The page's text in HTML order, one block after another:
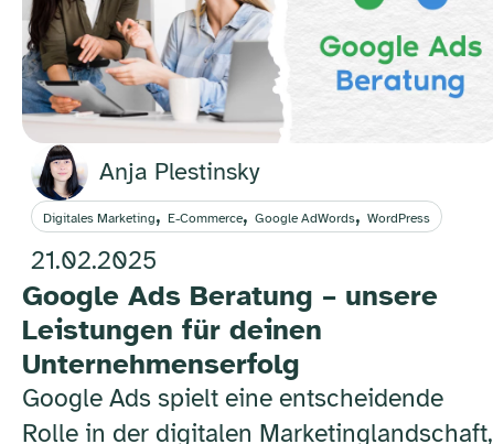
Anja Plestinsky
Digitales Marketing, E-Commerce, Google AdWords, WordPress
21.02.2025
Google Ads Beratung – unsere
Leistungen für deinen
Unternehmenserfolg
Google Ads spielt eine entscheidende
Rolle in der digitalen Marketinglandschaft,